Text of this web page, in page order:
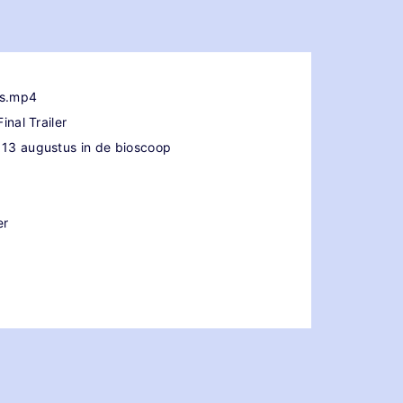
Trailer
augustus in de bioscoop